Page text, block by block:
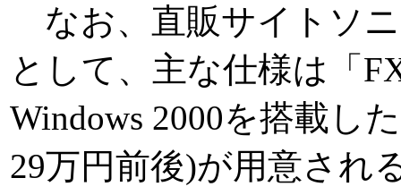
なお、直販サイトソ
として、主な仕様は「
Windows 2000を搭載し
29万円前後)が用意され